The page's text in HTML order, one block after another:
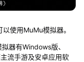
使用MuMu模拟器。
器有Windows版、
流手游及安卓应用软